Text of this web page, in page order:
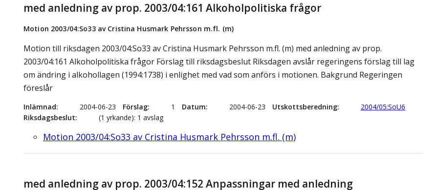
med anledning av prop. 2003/04:161 Alkoholpolitiska frågor
Motion 2003/04:So33 av Cristina Husmark Pehrsson m.fl. (m)
Motion till riksdagen 2003/04:So33 av Cristina Husmark Pehrsson m.fl. (m) med anledning av prop.
2003/04:161 Alkoholpolitiska frågor Förslag till riksdagsbeslut Riksdagen avslår regeringens förslag till lag
om ändring i alkohollagen (1994:1738) i enlighet med vad som anförs i motionen. Bakgrund Regeringen
föreslår
Inlämnad 2004-06-23 Förslag 1 Datum 2004-06-23 Utskottsberedning
2004/05:SoU6
Riksdagsbeslut
(1 yrkande): 1 avslag
Motion 2003/04:So33 av Cristina Husmark Pehrsson m.fl. (m)
med anledning av prop. 2003/04:152 Anpassningar med anledning